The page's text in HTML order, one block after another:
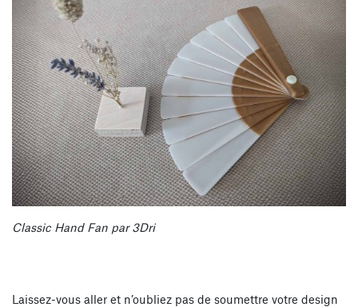
Classic Hand Fan par 3Dri
Laissez-vous aller et n’oubliez pas de soumettre votre design